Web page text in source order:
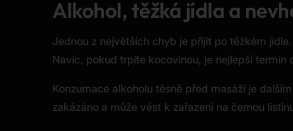
Alkohol, těžká jídla a
Jednou z největších chyb je přijít po těžkém
Navíc, pokud trpíte kocovinou, je nejlepší
Konzumace alkoholu těsně před masáží je
zakázáno a může vést k zařazení na černou